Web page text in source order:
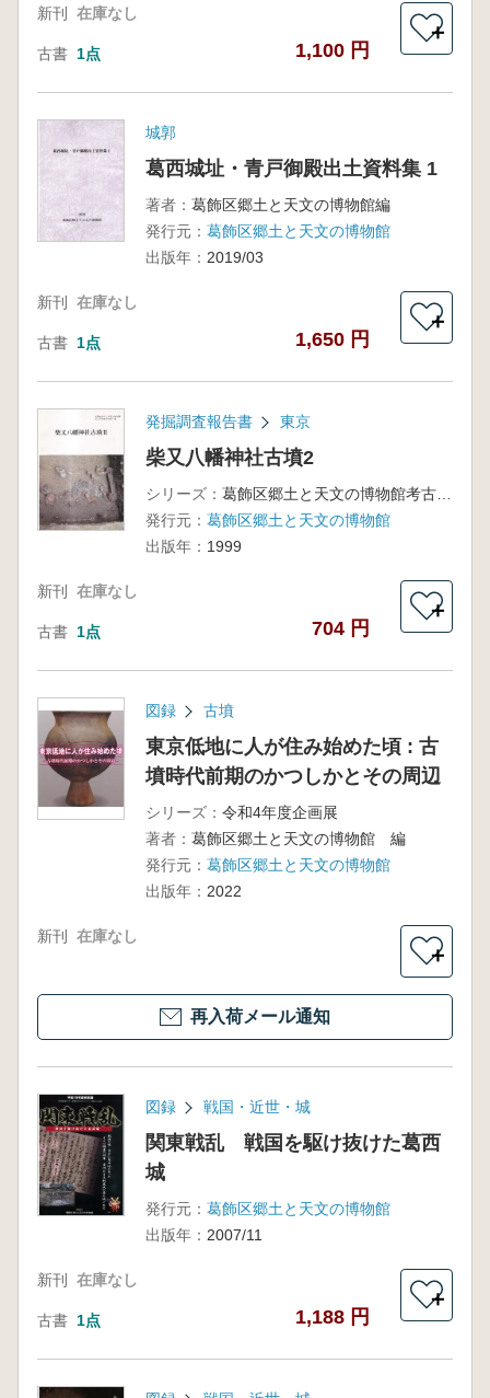
新刊 在庫なし
古書 1点 1,100 円
＋
城郭
葛西城址・青戸御殿出土資料集 1
著者： 葛飾区郷土と天文の博物館編
発行元： 葛飾区郷土と天文の博物館
出版年： 2019/03
新刊 在庫なし
古書 1点 1,650 円
＋
発掘調査報告書 東京
柴又八幡神社古墳2
シリーズ：
葛飾区郷土と天文の博物館考古学調査報告第9集
発行元： 葛飾区郷土と天文の博物館
出版年： 1999
新刊 在庫なし
古書 1点 704 円
＋
図録 古墳
東京低地に人が住み始めた頃 : 古
墳時代前期のかつしかとその周辺
シリーズ： 令和4年度企画展
著者： 葛飾区郷土と天文の博物館 編
発行元： 葛飾区郷土と天文の博物館
出版年： 2022
新刊 在庫なし
＋
再入荷メール通知
図録 戦国・近世・城
関東戦乱 戦国を駆け抜けた葛西
城
発行元： 葛飾区郷土と天文の博物館
出版年： 2007/11
新刊 在庫なし
古書 1点 1,188 円
＋